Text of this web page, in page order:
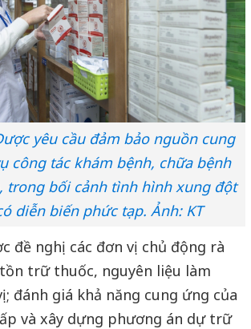
yêu cầu đảm bảo nguồn cung
công tác khám bệnh, chữa bệnh
trong bối cảnh tình hình xung đột
diễn biến phức tạp. Ảnh: KT
đề nghị các đơn vị chủ động rà
trữ thuốc, nguyên liệu làm
đánh giá khả năng cung ứng của
và xây dựng phương án dự trữ